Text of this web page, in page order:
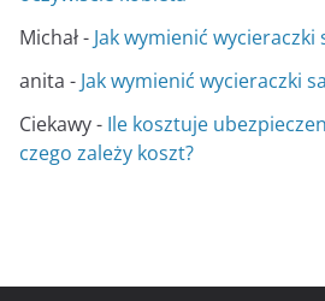
Michał- Jak wymienić
anita - Jak wymienić wycieraczki
Ciekawy- Ile kosztuje
czego zależy koszt?